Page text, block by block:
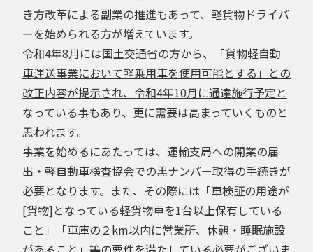
き方改革による副業の推進もあって、軽貨物ドライバ
ーを始められる方が増えています。
令和4年8月には国土交通省の方から、
「貨物軽自動
車運送事業において軽乗用車を使用可能とする」との
改正内容が提示され、令和4年10月に通達施行予定と
なっている事もあり、更に需要は高まっていくものと
思われます。
事業を始めるにあたっては、運輸支局への開業の届
出・軽自動車検査協会での黒ナンバー取得の手続きが
必要となります。また、その際には「車検証の用途が
[貨物]となっている軽貨物車を1台以上保有している
こと」「車庫の２km以内に営業所、休憩・睡眠施設